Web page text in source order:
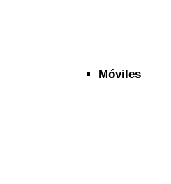
Móviles